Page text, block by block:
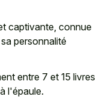
captivante, connue
personnalité
entre 7 et 15 livres
l'épaule.